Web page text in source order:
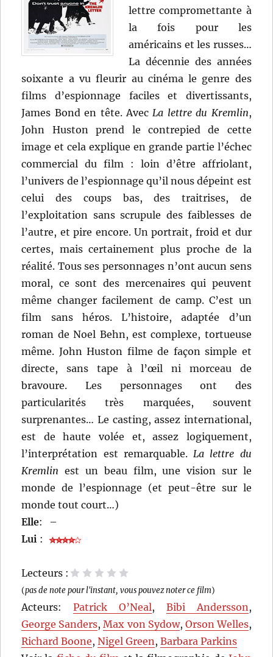
lettre compromettante à
la fois pour les
américains et les russes…
La décennie des années
soixante a vu fleurir au cinéma le genre des
films d’espionnage faciles et divertissants,
James Bond en tête. Avec La lettre du Kremlin,
John Huston prend le contrepied de cette
image et cela explique en grande partie l’échec
commercial du film : loin d’être affriolant,
l’univers de l’espionnage qu’il nous dépeint est
celui des coups bas, des traitrises, de
l’exploitation sans scrupule des faiblesses de
l’autre, et pire encore. Un portrait, froid et dur
certes, mais certainement plus proche de la
réalité. Tous ses personnages n’ont aucun sens
moral, ce sont des mercenaires qui peuvent
même changer facilement de camp. C’est un
film sans héros. L’histoire, adaptée d’un
roman de Noel Behn, est complexe, tortueuse
même. John Huston filme de façon simple et
directe, sans tape à l’œil ni morceau de
bravoure. Les personnages ont des
particularités très marquées, souvent
surprenantes… Le casting, assez international,
est de haute volée et, assez logiquement,
l’interprétation est remarquable. La lettre du
Kremlin est un beau film, une vision sur le
monde de l’espionnage (et peut-être sur le
monde tout court…)
Elle:
–
Lui :
Lecteurs :
5 étoiles
4 étoiles
3 étoiles
2 étoiles
1 étoile
(pas de note pour l'instant, vous pouvez noter ce film)
Acteurs:Patrick O’Neal, Bibi Andersson ,
George Sanders,Max von Sydow, Orson Welles,
Richard Boone,Nigel Green ,Barbara Parkins